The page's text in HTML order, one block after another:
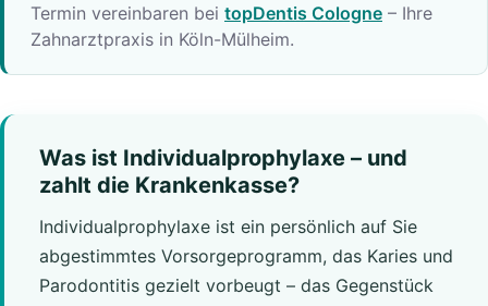
Termin vereinbaren bei topDentis Cologne – Ihre
Zahnarztpraxis in Köln-Mülheim.
Was ist Individualprophylaxe – und
zahlt die Krankenkasse?
Individualprophylaxe ist ein persönlich auf Sie
abgestimmtes Vorsorgeprogramm, das Karies und
Parodontitis gezielt vorbeugt – das Gegenstück